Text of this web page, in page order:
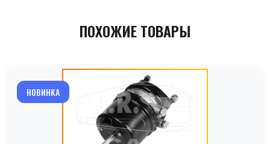
ПОХОЖИЕ ТОВАРЫ
НОВИНКА